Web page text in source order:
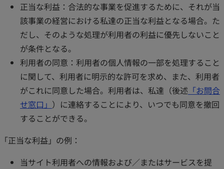
正当な利益：合法的な事業を促進するために、それが当
該事業の経営における私達の正当な利益となる場合。た
だし、そのような処理が利用者の利益に優先しないこと
が条件となる。
利用者の同意：利用者の個人情報の一部を処理すること
に関して、利用者に明示的な許可を求め、また、利用者
がこれに同意した場合。利用者は、私達（後述 「お問合
せ窓口」 ）に連絡することにより、いつでも同意を撤回
することができる。
「正当な利益」の例：
当サイト利用者への情報および／またはサービスを提